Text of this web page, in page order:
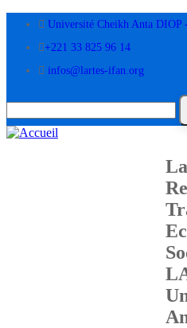
contenu
Université Cheikh Anta DIOP
+221 33 825 96 14
infos@lartes-ifan.org